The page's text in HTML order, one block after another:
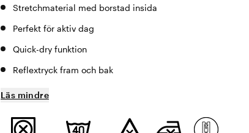
Stretchmaterial med borstad insida
Perfekt för aktiv dag
Quick-dry funktion
Reflextryck fram och bak
Läs mindre